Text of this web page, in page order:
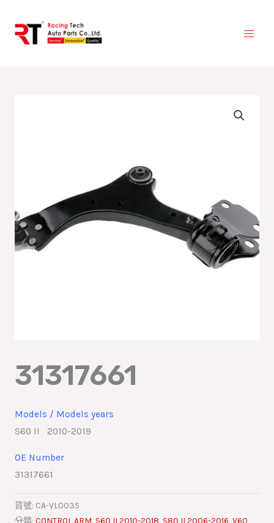
31317661
Models / Models years
S60 II 2010-2019
OE Number
31317661
貨號: CA-VL0035
分類: CONTROL ARM, S60 II 2010-2018, S80 II 2006-2016,V60